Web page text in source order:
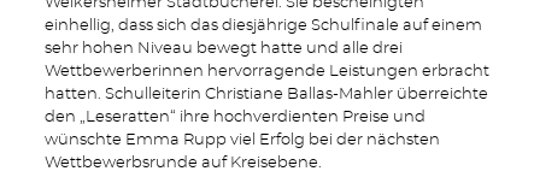
einhellig, dass sich das diesjährige Schulfinale auf einem
sehr hohen Niveau bewegt hatte und alle drei
Wettbewerberinnen hervorragende Leistungen erbracht
hatten. Schulleiterin Christiane Ballas-Mahler überreichte
den „Leseratten“ ihre hochverdienten Preise und
wünschte Emma Rupp viel Erfolg bei der nächsten
Wettbewerbsrunde auf Kreisebene.